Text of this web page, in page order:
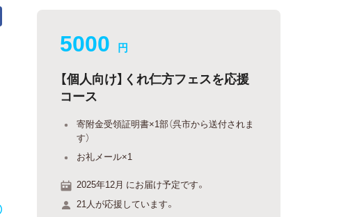
5000 円
【個人向け】くれ仁方フェスを応援
コース
寄附金受領証明書×1部（呉市から送付されま
す）
お礼メール×1
2025年12月 にお届け予定です。
21人が応援しています。